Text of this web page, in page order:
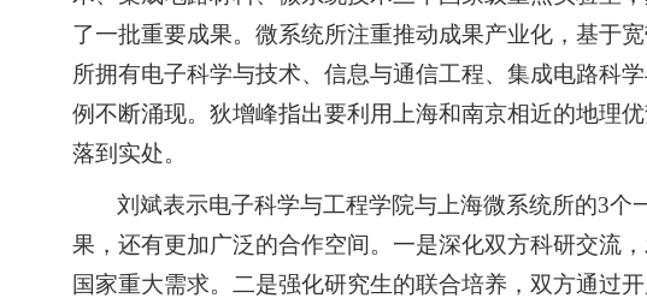
了一批重要成果。微系统所注重推动成果产业化，基于
所拥有电子科学与技术、信息与通信工程、集成电路科
例不断涌现。狄增峰指出要利用上海和南京相近的地理
落到实处。
刘斌表示电子科学与工程学院与上海微系统所的3个
果，还有更加广泛的合作空间。一是深化双方科研交流
国家重大需求。二是强化研究生的联合培养，双方通过